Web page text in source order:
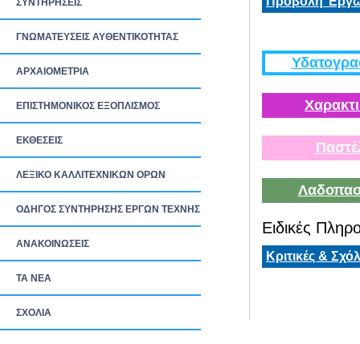
ΣΥΝΤΗΡΗΣΕΙΣ
ΓΝΩΜΑΤΕΥΣΕΙΣ ΑΥΘΕΝΤΙΚΟΤΗΤΑΣ
ΑΡΧΑΙΟΜΕΤΡΙΑ
ΕΠΙΣΤΗΜΟΝΙΚΟΣ ΕΞΟΠΛΙΣΜΟΣ
ΕΚΘΕΣΕΙΣ
ΛΕΞΙΚΟ ΚΑΛΛΙΤΕΧΝΙΚΩΝ ΟΡΩΝ
ΟΔΗΓΟΣ ΣΥΝΤΗΡΗΣΗΣ ΕΡΓΩΝ ΤΕΧΝΗΣ
ΑΝΑΚΟΙΝΩΣΕΙΣ
ΤΑ ΝEΑ
ΣΧΟΛΙΑ
Ειδικές
Κριτικές &